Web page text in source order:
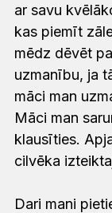
ar savu
kas piemīt
mēdz dēvēt
uzmanību, ja
māci man
Māci man
klausīties.
cilvēka
Dari mani